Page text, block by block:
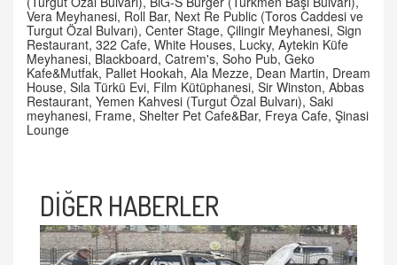
Vera Meyhanesi, Roll Bar, Next Re Public (Toros Caddesi ve
Turgut Özal Bulvarı), Center Stage, Çilingir Meyhanesi, Sign
Restaurant, 322 Cafe, White Houses, Lucky, Aytekin Küfe
Meyhanesi, Blackboard, Catrem's, Soho Pub, Geko
Kafe&Mutfak, Pallet Hookah, Ala Mezze, Dean Martin, Dream
House, Sıla Türkü Evi, Film Kütüphanesi, Sir Winston, Abbas
Restaurant, Yemen Kahvesi (Turgut Özal Bulvarı), Saki
meyhanesi, Frame, Shelter Pet Cafe&Bar, Freya Cafe, Şinasi
Lounge
DİĞER HABERLER